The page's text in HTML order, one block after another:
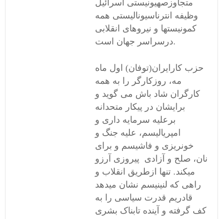
متجاوزصهیونیستی اسرائیل
وظیفه انترناسیونالیستی همه
کمونیستها و نیروهای انقلابی
درسراسر جهان است.
حزب کارایران(توفان) اول ماه
مه، روزکارگر را به همه
کارگران شاد باش می گوید و
برایشان در پیکار متحدانه
برعلیه سرمایه داری و
امپریالیسم، علیه جنگ و
خونریزی و فاشیسم و برای
نان، صلح و آزادی پیروزی آرزو
میکند. تنها ازطریق انقلاب و
راهی که لنینیسم نشان میدهد
قادریم قدرت سیاسی را به
کف گرفته و آینده تابناک بشری